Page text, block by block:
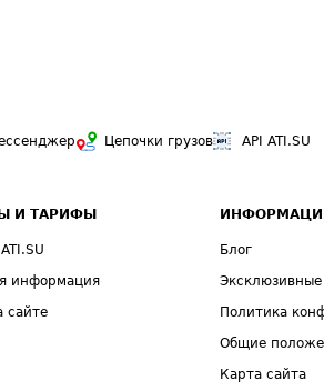
Цепочки грузов API ATI.SU
И ТАРИФЫ
информация
сайте
Блог
Политика
Общие
Карта сайта